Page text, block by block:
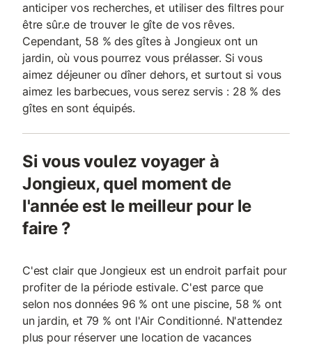
anticiper vos recherches, et utiliser des filtres pour
être sûr.e de trouver le gîte de vos rêves.
Cependant, 58 % des gîtes à Jongieux ont un
jardin, où vous pourrez vous prélasser. Si vous
aimez déjeuner ou dîner dehors, et surtout si vous
aimez les barbecues, vous serez servis : 28 % des
gîtes en sont équipés.
Si vous voulez voyager à
Jongieux, quel moment de
l'année est le meilleur pour le
faire ?
C'est clair que Jongieux est un endroit parfait pour
profiter de la période estivale. C'est parce que
selon nos données 96 % ont une piscine, 58 % ont
un jardin, et 79 % ont l'Air Conditionné. N'attendez
plus pour réserver une location de vacances